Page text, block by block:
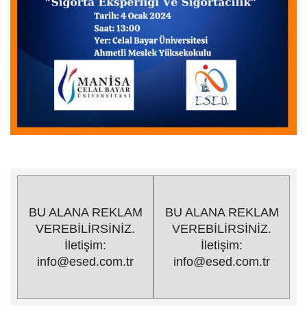
BU ALANA REKLAM
VEREBİLİRSİNİZ.
İletişim:
info@esed.com.tr
BU ALANA REKLAM
VEREBİLİRSİNİZ.
İletişim:
info@esed.com.tr